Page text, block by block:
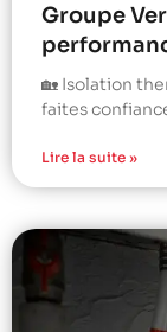
Groupe
🏡 Isolation
faites
Lire la suite »